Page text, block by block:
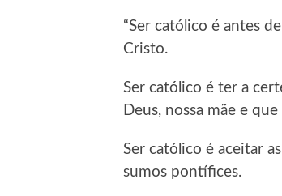
“Ser católico é antes
Cristo.
Ser católico é ter a
Deus, nossa mãe e
Ser católico é aceitar
sumos pontífices.